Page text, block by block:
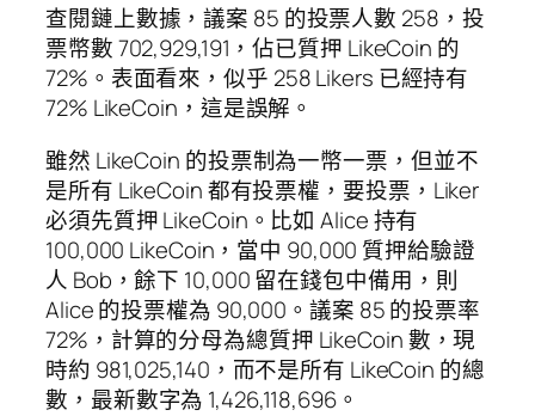
查閱鏈上數據，議案 85 的投票人數 258，投
票幣數 702,929,191，佔已質押 LikeCoin 的
72%。表面看來，似乎 258 Likers 已經持有
72% LikeCoin，這是誤解。
雖然 LikeCoin 的投票制為一幣一票，但並不
是所有 LikeCoin 都有投票權，要投票，Liker
必須先質押 LikeCoin。比如 Alice 持有
100,000 LikeCoin，當中 90,000 質押給驗證
人 Bob，餘下 10,000 留在錢包中備用，則
Alice 的投票權為 90,000。議案 85 的投票率
72%，計算的分母為總質押 LikeCoin 數，現
時約 981,025,140，而不是所有 LikeCoin 的總
數，最新數字為 1,426,118,696。